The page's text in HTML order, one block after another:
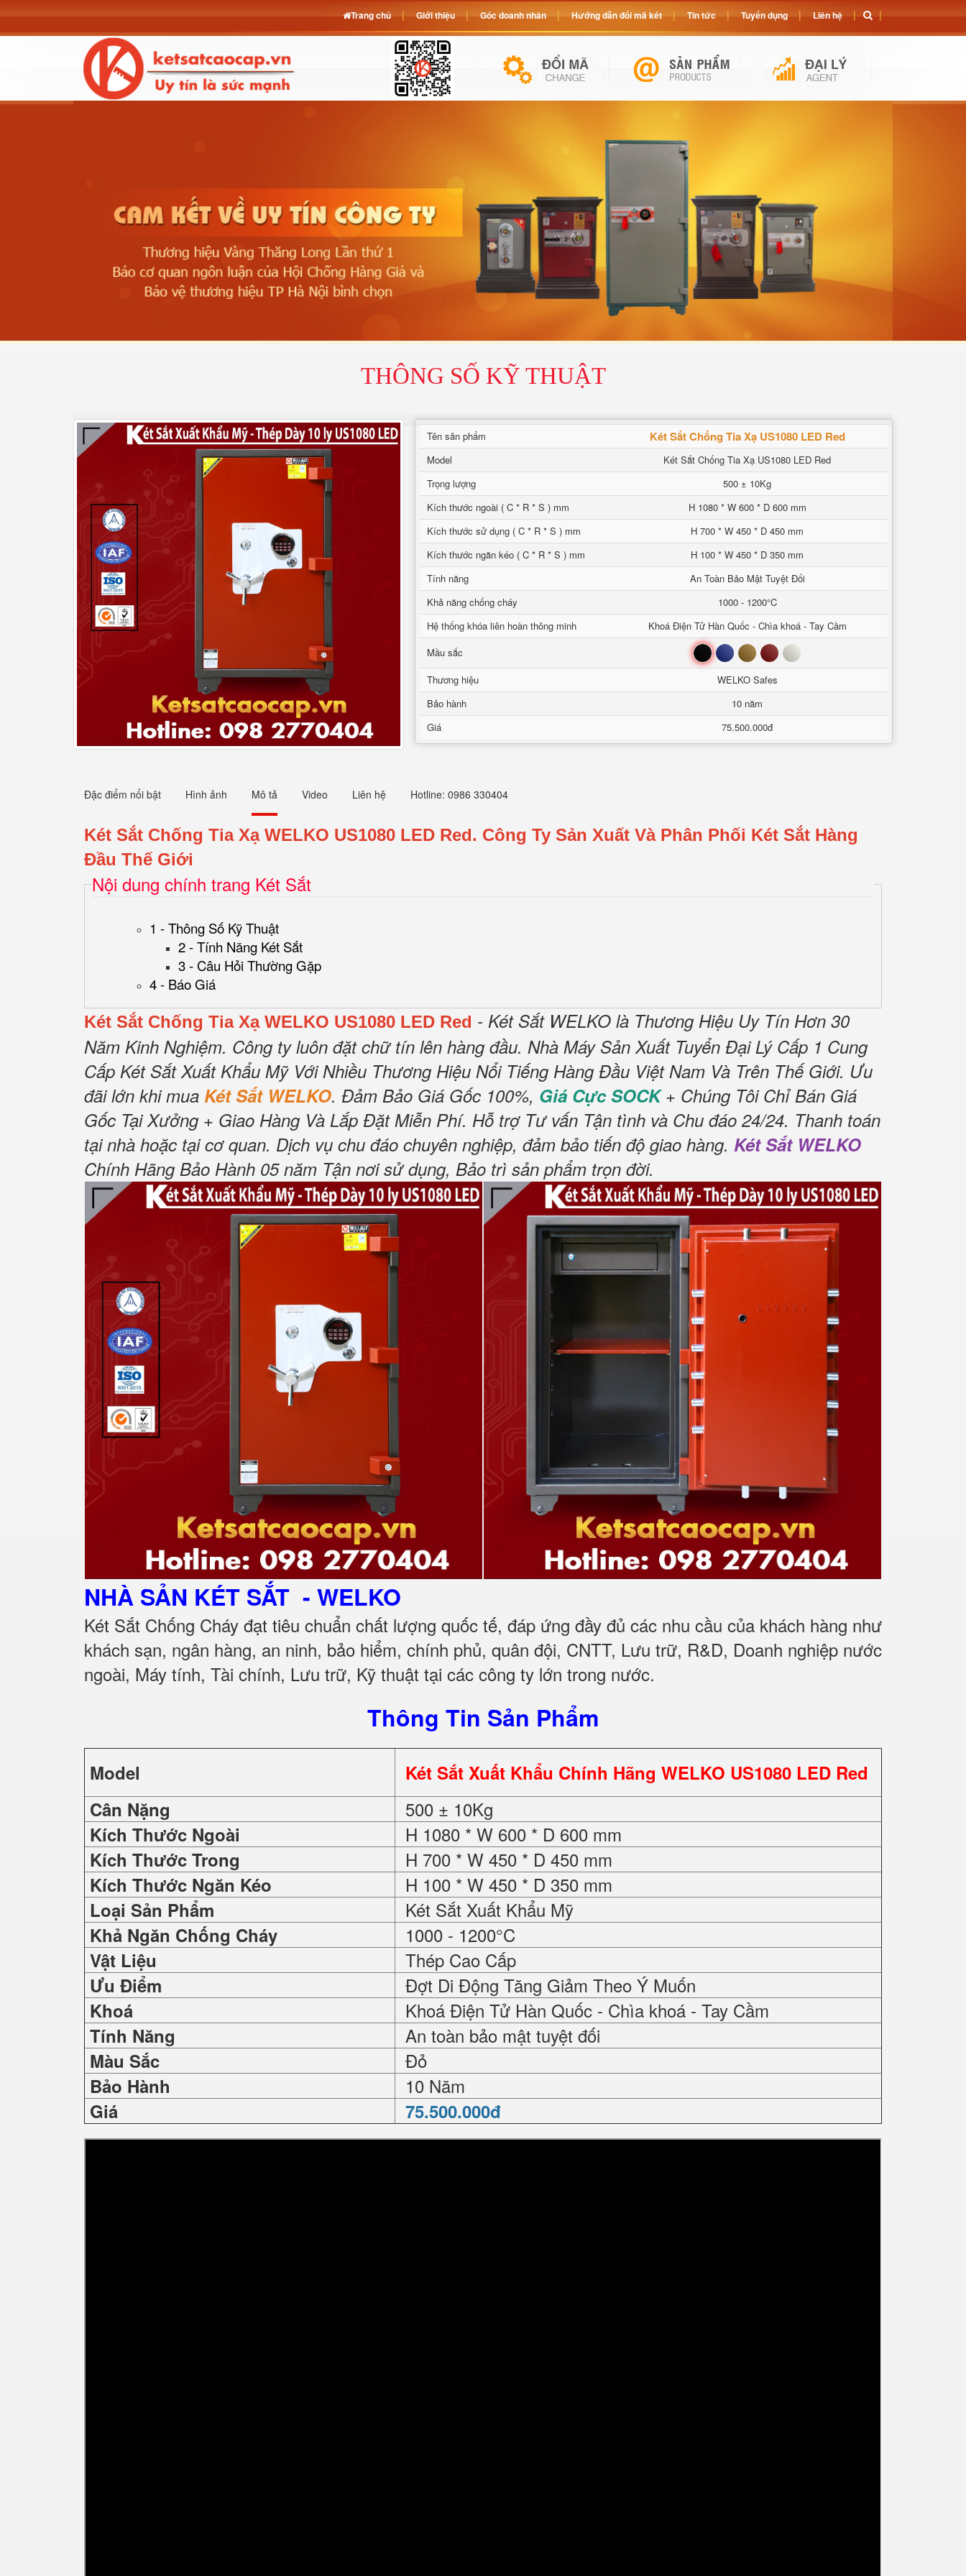
THÔNG SỐ KỸ THUẬT
Tên sản phẩm Két Sắt Chống Tia Xạ US1080 LED Red
Model
Két Sắt Chống Tia Xạ US1080 LED Red
Trọng lượng
500 ± 10Kg
Kích thước ngoài ( C * R * S ) mm
H 1080 * W 600 * D 600 mm
Kích thước sử dụng ( C * R * S ) mm
H 700 * W 450 * D 450 mm
Kích thước ngăn kéo ( C * R * S ) mm
H 100 * W 450 * D 350 mm
Tính năng
An Toàn Bảo Mật Tuyệt Đối
Khả năng chống cháy
1000 - 1200°C
Hệ thống khóa liên hoàn thông minh
Khoá Điện Tử Hàn Quốc - Chìa khoá - Tay Cầm
Mầu sắc
Đen Xanh Nâu Đỏ Trắng
Thương hiệu
WELKO Safes
Bảo hành
10 năm
Giá
75.500.000đ
Đặc điểm nổi bật Hình ảnh Mô tả Video Liên hệ Hotline: 0986 330404
Két Sắt Chống Tia Xạ WELKO US1080 LED Red. Công Ty Sản Xuất Và Phân Phối Két Sắt Hàng
Đầu Thế Giới
Nội dung chính trang Két Sắt
1 - Thông Số Kỹ Thuật
2 - Tính Năng Két Sắt
3 - Câu Hỏi Thường Gặp
4 - Báo Giá
Két Sắt Chống Tia Xạ WELKO US1080 LED Red - Két Sắt WELKO là Thương Hiệu Uy Tín Hơn 30
Năm Kinh Nghiệm. Công ty luôn đặt chữ tín lên hàng đầu. Nhà Máy Sản Xuất Tuyển Đại Lý Cấp 1 Cung
Cấp Két Sắt Xuất Khẩu Mỹ Với Nhiều Thương Hiệu Nổi Tiếng Hàng Đầu Việt Nam Và Trên Thế Giới. Ưu
đãi lớn khi mua Két Sắt WELKO. Đảm Bảo Giá Gốc 100%, Giá Cực SOCK+ Chúng Tôi Chỉ Bán Giá
Gốc Tại Xưởng + Giao Hàng Và Lắp Đặt Miễn Phí. Hỗ trợ Tư vấn Tận tình và Chu đáo 24/24. Thanh toán
tại nhà hoặc tại cơ quan. Dịch vụ chu đáo chuyên nghiệp, đảm bảo tiến độ giao hàng. Két Sắt WELKO
Chính Hãng Bảo Hành 05 năm Tận nơi sử dụng, Bảo trì sản phẩm trọn đời.
NHÀ SẢN KÉT SẮT - WELKO
Két Sắt Chống Cháy đạt tiêu chuẩn chất lượng quốc tế, đáp ứng đầy đủ các nhu cầu của khách hàng như
khách sạn, ngân hàng, an ninh, bảo hiểm, chính phủ, quân đội, CNTT, Lưu trữ, R&D, Doanh nghiệp nước
ngoài, Máy tính, Tài chính, Lưu trữ, Kỹ thuật tại các công ty lớn trong nước.
Thông Tin Sản Phẩm
Model
Két Sắt Xuất Khẩu Chính Hãng WELKO US1080 LED Red
Cân Nặng
500 ± 10Kg
Kích Thước Ngoài H 1080 * W 600 * D 600 mm
Kích Thước Trong H 700 * W 450 * D 450 mm
Kích Thước Ngăn Kéo H 100 * W 450 * D 350 mm
Loại Sản Phẩm Két Sắt Xuất Khẩu Mỹ
Khả Ngăn Chống Cháy 1000 - 1200°C
Vật Liệu Thép Cao Cấp
Ưu Điểm Đợt Di Động Tăng Giảm Theo Ý Muốn
Khoá Khoá Điện Tử Hàn Quốc - Chìa khoá - Tay Cầm
Tính Năng An toàn bảo mật tuyệt đối
Màu Sắc Đỏ
Bảo Hành 10 Năm
Giá 75.500.000đ
Trang chủ Giới thiệu Góc doanh nhân Hướng dẫn đổi mã két Tin tức Tuyển dụng Liên hệ